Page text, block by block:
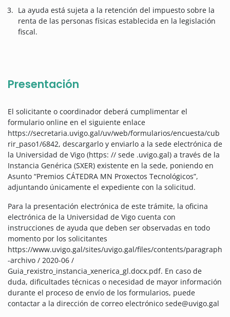
La ayuda está sujeta a la retención del impuesto sobre la
renta de las personas físicas establecida en la legislación
fiscal.
Presentación
El solicitante o coordinador deberá cumplimentar el
formulario online en el siguiente enlace
https://secretaria.uvigo.gal/uv/web/formularios/encuesta/cub
rir_paso1/6842, descargarlo y enviarlo a la sede electrónica de
la Universidad de Vigo (https: // sede .uvigo.gal) a través de la
Instancia Genérica (SXER) existente en la sede, poniendo en
Asunto “Premios CÁTEDRA MN Proxectos Tecnológicos”,
adjuntando únicamente el expediente con la solicitud.
Para la presentación electrónica de este trámite, la oficina
electrónica de la Universidad de Vigo cuenta con
instrucciones de ayuda que deben ser observadas en todo
momento por los solicitantes
https://www.uvigo.gal/sites/uvigo.gal/files/contents/paragraph
-archivo / 2020-06 /
Guia_rexistro_instancia_xenerica_gl.docx.pdf. En caso de
duda, dificultades técnicas o necesidad de mayor información
durante el proceso de envío de los formularios, puede
contactar a la dirección de correo electrónico sede@uvigo.gal